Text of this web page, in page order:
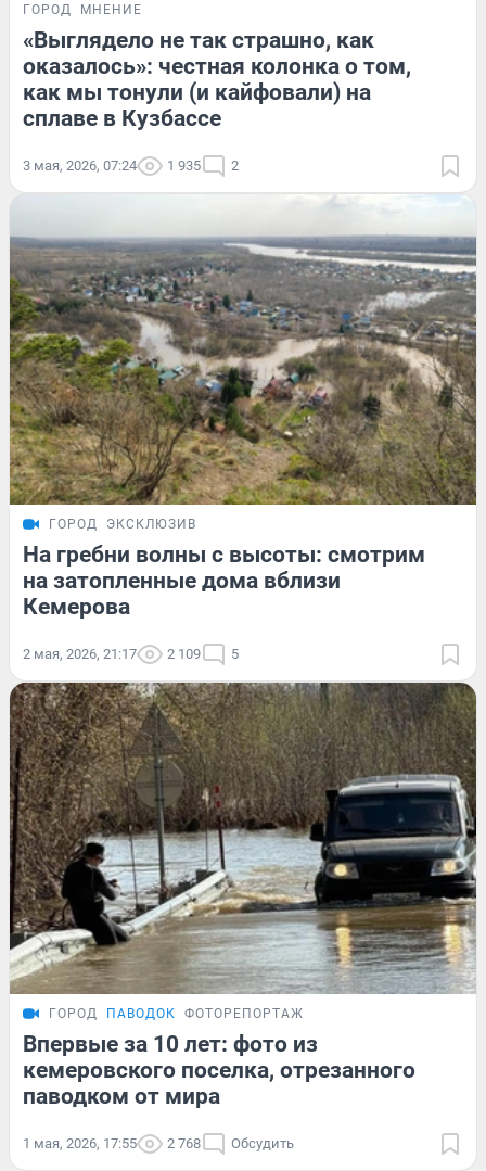
ГОРОД МНЕНИЕ
«Выглядело не так страшно, как
оказалось»: честная колонка о том,
как мы тонули (и кайфовали) на
сплаве в Кузбассе
3 мая, 2026, 07:24 1 935 2
ГОРОД ЭКСКЛЮЗИВ
На гребни волны с высоты: смотрим
на затопленные дома вблизи
Кемерова
2 мая, 2026, 21:17 2 109 5
ГОРОД ПАВОДОК ФОТОРЕПОРТАЖ
Впервые за 10 лет: фото из
кемеровского поселка, отрезанного
паводком от мира
1 мая, 2026, 17:55 2 768 Обсудить